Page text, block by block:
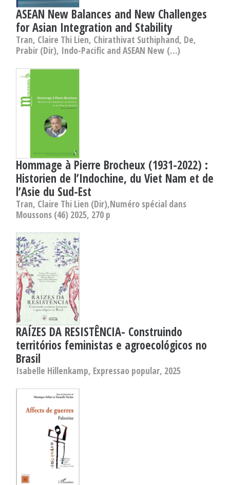
ASEAN New Balances and New Challenges
for Asian Integration and Stability
Tran, Claire Thi Lien, Chirathivat Suthiphand, De,
Prabir (Dir), Indo-Pacific and ASEAN New (…)
Hommage à Pierre Brocheux (1931-2022) :
Historien de l’Indochine, du Viet Nam et de
l’Asie du Sud-Est
Tran, Claire Thi Lien (Dir),Numéro spécial dans
Moussons (46) 2025, 270 p
RAÍZES DA RESISTÊNCIA- Construindo
territórios feministas e agroecológicos no
Brasil
Isabelle Hillenkamp, Expressao popular, 2025